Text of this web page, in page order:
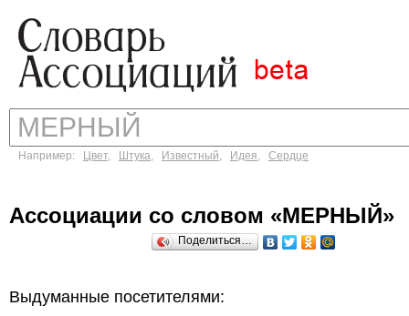
Например: Цвет, Штука, Известный, Идея, Сердце
Ассоциации со словом «МЕРНЫЙ»
Поделиться…
Выдуманные посетителями: